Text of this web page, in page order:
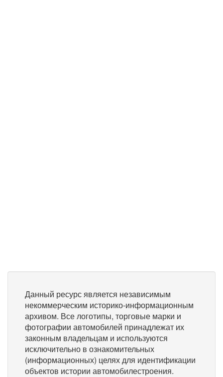
Данный ресурс является независимым
некоммерческим историко-информационным
архивом. Все логотипы, торговые марки и
фотографии автомобилей принадлежат их
законным владельцам и используются
исключительно в ознакомительных
(информационных) целях для идентификации
объектов истории автомобилестроения.